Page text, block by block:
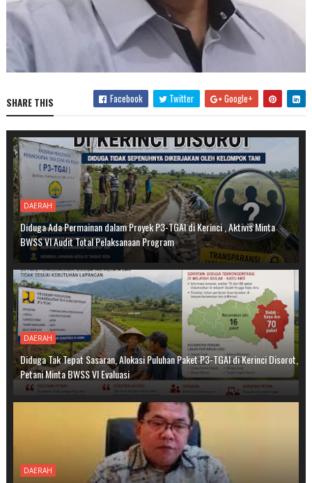
SHARE THIS Facebook Twitter Google+
DAERAH
Diduga Ada Permainan dalam Proyek P3-TGAI di Kerinci , Aktivis Minta
BWSS VI Audit Total Pelaksanaan Program
DAERAH
Diduga Tak Tepat Sasaran, Alokasi Puluhan Paket P3-TGAI di Kerinci Disorot,
Petani Minta BWSS VI Evaluasi
DAERAH